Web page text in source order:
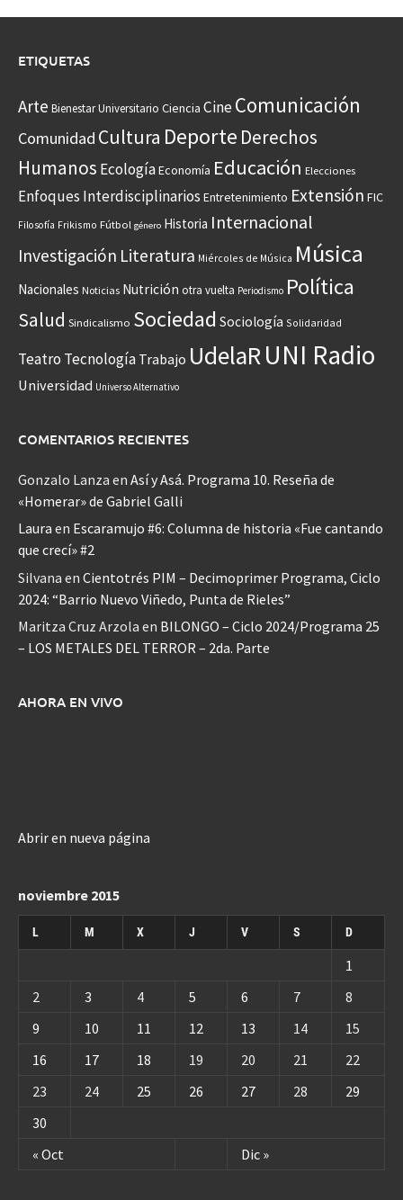
ETIQUETAS
Arte Bienestar Universitario Ciencia CineComunicación
Comunidad Cultura Deporte Derechos
Humanos EcologíaEconomía Educación Elecciones
Enfoques Interdisciplinarios Entretenimiento Extensión FIC
Filosofía Frikismo Fútbol género Historia Internacional
Investigación Literatura Miércoles de Música Música
Nacionales Noticias Nutrición otra vuelta Periodismo Política
Salud Sindicalismo Sociedad Sociología Solidaridad
Teatro Tecnología Trabajo UdelaRUNI Radio
Universidad Universo Alternativo
COMENTARIOS RECIENTES
Gonzalo Lanza en Así y Asá. Programa 10. Reseña de
«Homerar» de Gabriel Galli
Laura en Escaramujo #6: Columna de historia «Fue cantando
que crecí» #2
Silvana en Cientotrés PIM – Decimoprimer Programa, Ciclo
2024: “Barrio Nuevo Viñedo, Punta de Rieles”
Maritza Cruz Arzola en BILONGO – Ciclo 2024/Programa 25
– LOS METALES DEL TERROR – 2da. Parte
AHORA EN VIVO
Abrir en nueva página
noviembre 2015
L M X J V S D
« Oct Dic »
1
2
3 4 5 6 7
8
9
10 11 12 13 14
15
16
17 18 19 20 21
22
23
24 25 26 27 28
29
30